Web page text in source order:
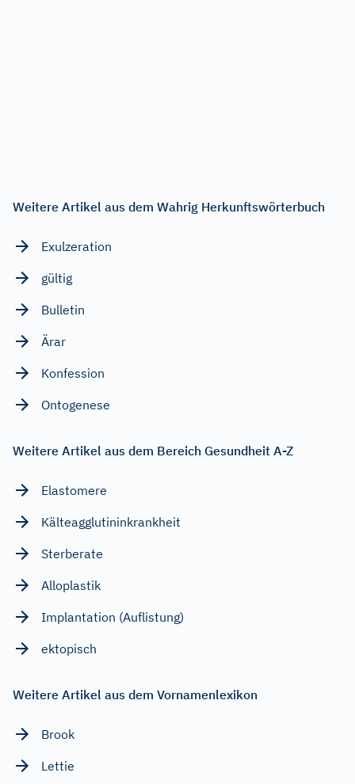
Weitere Artikel aus dem Wahrig Herkunftswörterbuch
Exulzeration
gültig
Bulletin
Ärar
Konfession
Ontogenese
Weitere Artikel aus dem Bereich Gesundheit A-Z
Elastomere
Kälteagglutininkrankheit
Sterberate
Alloplastik
Implantation (Auflistung)
ektopisch
Weitere Artikel aus dem Vornamenlexikon
Brook
Lettie